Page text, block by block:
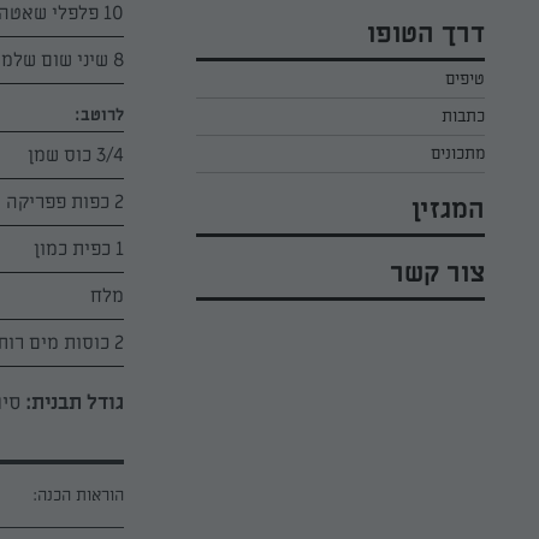
סלטים לפסח
עוגיות לפסח
קארין בנולול
מירי כהן
רובי מיכאל
דרך הטופו
טיפים
כתבות
מתכונים
המגזין
צור קשר
10 פלפלי שאטה
8 שיני שום שלמות
לרוטב:
3/4 כוס שמן
2 כפות פפריקה מתוקה
1 כפית כמון
מלח
2 כוסות מים רותחים
גודל תבנית:
הוראות הכנה: